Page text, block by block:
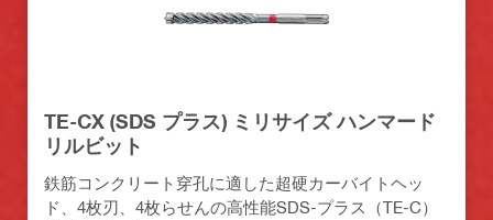
TE-CX (SDS プラス) ミリサイズ ハンマード
リルビット
鉄筋コンクリート穿孔に適した超硬カーバイトヘッ
ド、4枚刃、4枚らせんの高性能SDS-プラス（TE-C）